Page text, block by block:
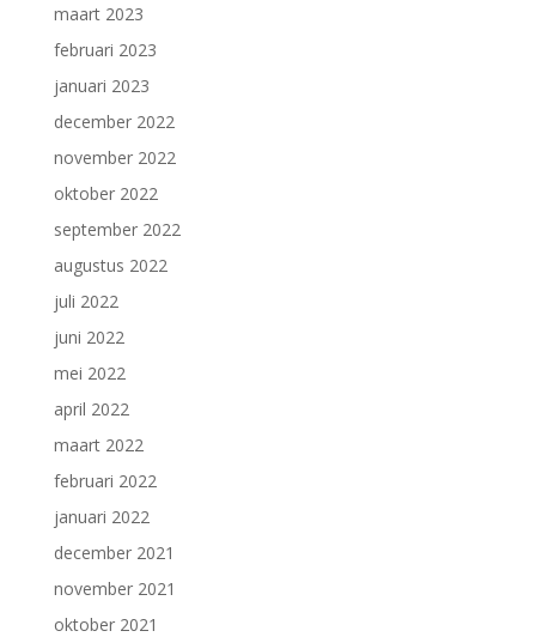
maart 2023
februari 2023
januari 2023
december 2022
november 2022
oktober 2022
september 2022
augustus 2022
juli 2022
juni 2022
mei 2022
april 2022
maart 2022
februari 2022
januari 2022
december 2021
november 2021
oktober 2021